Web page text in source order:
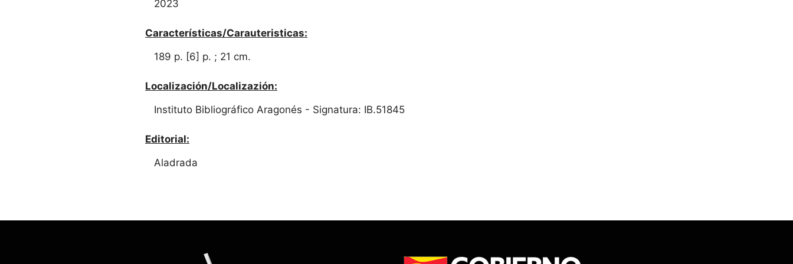
2023
Características/Carauteristicas:
189 p. [6] p. ; 21 cm.
Localización/Localizazión:
Instituto Bibliográfico Aragonés - Signatura: IB.51845
Editorial:
Aladrada